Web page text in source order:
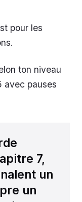
pour les
ton niveau
avec pauses
7,
un
un